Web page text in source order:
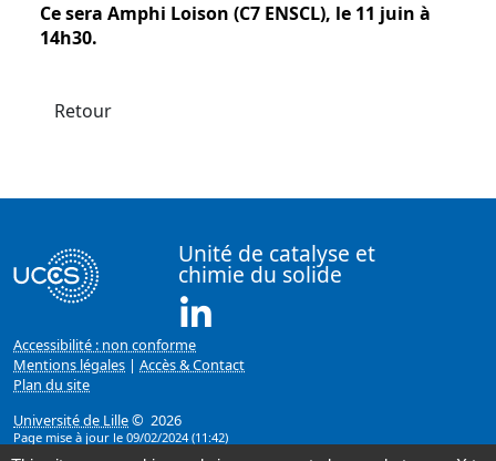
Ce sera Amphi Loison (C7 ENSCL), le 11 juin à
14h30.
Retour
Unité de catalyse et
chimie du solide
Accessibilité : non conforme
Mentions légales | Accès & Contact
Plan du site
Université de Lille© 2026
Page mise à jour le 09/02/2024 (11:42)